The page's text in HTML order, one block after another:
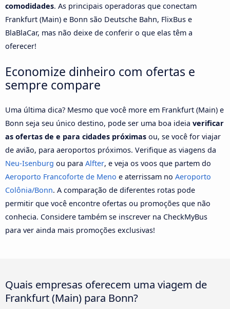
comodidades. As principais operadoras que conectam
Frankfurt (Main) e Bonn são Deutsche Bahn, FlixBus e
BlaBlaCar, mas não deixe de conferir o que elas têm a
oferecer!
Economize dinheiro com ofertas e
sempre compare
Uma última dica? Mesmo que você more em Frankfurt (Main) e
Bonn seja seu único destino, pode ser uma boa ideia verificar
as ofertas de e para cidades próximas ou, se você for viajar
de avião, para aeroportos próximos. Verifique as viagens da
Neu-Isenburg ou para Alfter, e veja os voos que partem do
Aeroporto Francoforte de Meno e aterrissam no Aeroporto
Colônia/Bonn. A comparação de diferentes rotas pode
permitir que você encontre ofertas ou promoções que não
conhecia. Considere também se inscrever na CheckMyBus
para ver ainda mais promoções exclusivas!
Quais empresas oferecem uma viagem de
Frankfurt (Main) para Bonn?